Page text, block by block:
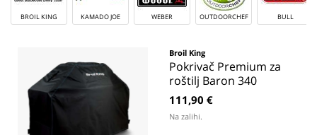
BROIL KING KAMADO JOE WEBER OUTDOORCHEF BULL
Broil King
Pokrivač Premium za
roštilj Baron 340
111,90 €
Na zalihi.